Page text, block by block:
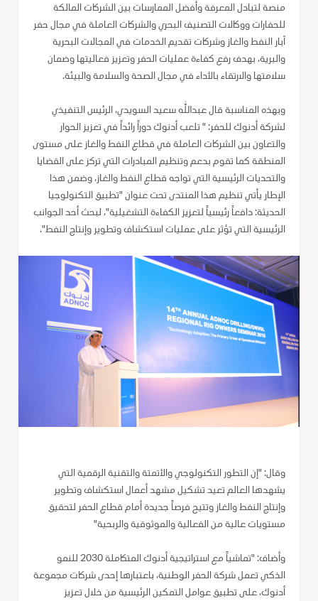
منصة لتبادل المعرفة وأفضل الممارسات بين الشركات المالكة
للحفارات ووكالات التصنيف البحري والشركات العاملة في مجال حفر
آبار النفط والغاز وشركات تقديم الخدمات في المجالات البحرية
والبرية، بهدف رفع كفاءة عمليات الحفر وتعزيز فعاليتها وضمان
سلامتها والارتقاء بالأداء في مجال الصحة والسلامة والبيئة.
وبهذه المناسبة قال عبدالله سعيد السويدي، الرئيس التنفيذي
لشركة أدنوك للحفر: " تلعب أدنوك دوراً رائداً في تعزيز الحوار
والتعاون بين الشركات العاملة في قطاع النفط والغاز على مستوى
المنطقة كما تقوم بدعم وتنظيم المبادرات التي تركز على القضايا
والتحديات الرئيسية التي تواجه قطاع النفط والغاز، وضمن هذا
الإطار يأتي تنظيم هذا المنتدى تحت عنوان "تطبيق التكنولوجيا
الحديثة: دافعاً رئيسياً لتعزيز الكفاءة التشغيلية"، لبحث أحد الجوانب
الرئيسية التي تؤثر على عمليات استكشاف وتطوير وإنتاج النفط".
وقال: "إن التطور التكنولوجي والأتمتة والتقنية الرقمية التي
يشهدها العالم تعيد تشكيل مشهد أعمال استكشاف وتطوير
وإنتاج النفط والغاز وتتيح فرصاً جديدة أمام قطاع الحفر لتحقيق
مستويات عالية من الفعالية والموثوقية والربحية"
وأضاف: "تماشياً مع استراتيجية أدنوك المتكاملة 2030 للنمو
الذكي تعمل شركة الحفر الوطنية، باعتبارها إحدى شركات مجموعة
أدنوك، على تطبيق عوامل التمكين الرئيسية من خلال تعزيز